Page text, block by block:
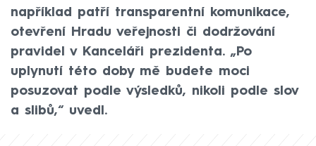
například patří transparentní komunikace,
otevření Hradu veřejnosti či dodržování
pravidel v Kanceláři prezidenta. „Po
uplynutí této doby mě budete moci
posuzovat podle výsledků, nikoli podle slov
a slibů,“ uvedl.